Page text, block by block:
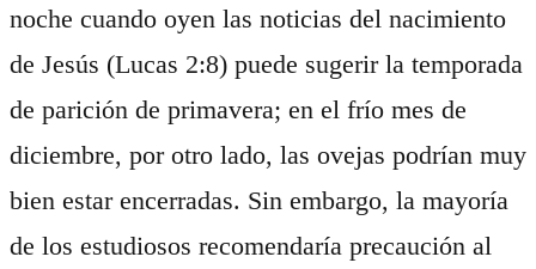
noche cuando oyen las noticias del nacimiento
de Jesús (Lucas 2:8) puede sugerir la temporada
de parición de primavera; en el frío mes de
diciembre, por otro lado, las ovejas podrían muy
bien estar encerradas. Sin embargo, la mayoría
de los estudiosos recomendaría precaución al